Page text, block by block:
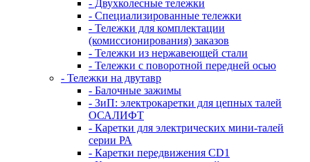
- Двухколесные тележки
- Специализированные тележки
- Тележки для комплектации
(комиссионирования) заказов
- Тележки из нержавеющей стали
- Тележки с поворотной передней осью
- Тележки на двутавр
- Балочные зажимы
- ЗиП: электрокаретки для цепных талей
ОСАЛИФТ
- Каретки для электрических мини-талей
серии РА
- Каретки передвижения CD1